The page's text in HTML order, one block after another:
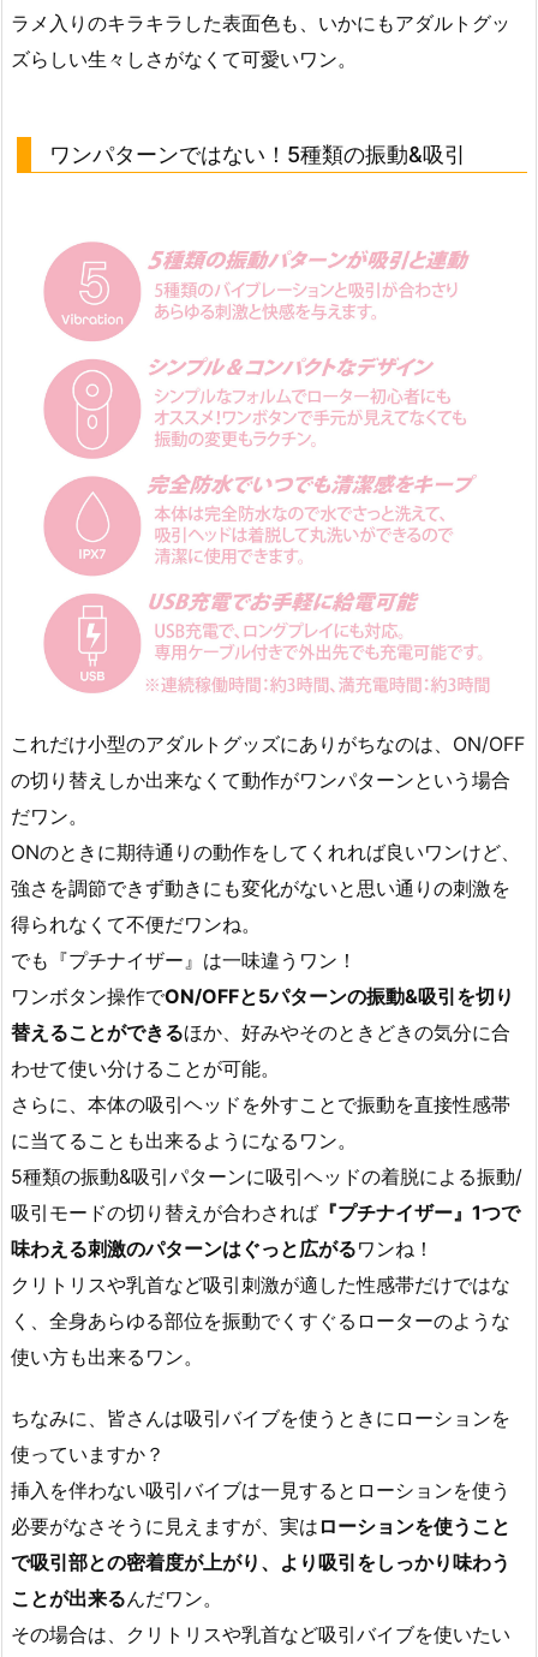
ラメ入りのキラキラした表面色も、いかにもアダルトグッ
ズらしい生々しさがなくて可愛いワン。
ワンパターンではない！5種類の振動&吸引
これだけ小型のアダルトグッズにありがちなのは、ON/OFF
の切り替えしか出来なくて動作がワンパターンという場合
だワン。
ONのときに期待通りの動作をしてくれれば良いワンけど、
強さを調節できず動きにも変化がないと思い通りの刺激を
得られなくて不便だワンね。
でも『プチナイザー』は一味違うワン！
ワンボタン操作でON/OFFと5パターンの振動&吸引を切り
替えることができるほか、好みやそのときどきの気分に合
わせて使い分けることが可能。
さらに、本体の吸引ヘッドを外すことで振動を直接性感帯
に当てることも出来るようになるワン。
5種類の振動&吸引パターンに吸引ヘッドの着脱による振動/
吸引モードの切り替えが合わされば 『プチナイザー』1つで
味わえる刺激のパターンはぐっと広がるワンね！
クリトリスや乳首など吸引刺激が適した性感帯だけではな
く、全身あらゆる部位を振動でくすぐるローターのような
使い方も出来るワン。
ちなみに、皆さんは吸引バイブを使うときにローションを
使っていますか？
挿入を伴わない吸引バイブは一見するとローションを使う
必要がなさそうに見えますが、実は ローションを使うこと
で吸引部との密着度が上がり、より吸引をしっかり味わう
ことが出来るんだワン。
その場合は、クリトリスや乳首など吸引バイブを使いたい